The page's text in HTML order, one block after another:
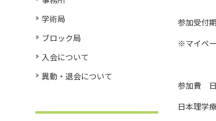
学術局
ブロック局
入会について
異動・退会について
参加受付
※マイペ
参加費
日本理学